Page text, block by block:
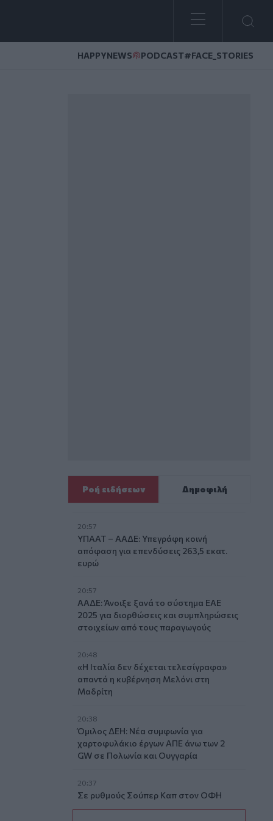
HAPPYNEWS PODCAST#FACE_STORIES
Ροή ειδήσεων Δημοφιλή
20:57
ΥΠΑΑΤ – ΑΑΔΕ: Υπεγράφη κοινή
απόφαση για επενδύσεις 263,5 εκατ.
ευρώ
20:57
ΑΑΔΕ: Άνοιξε ξανά το σύστημα ΕΑΕ
2025 για διορθώσεις και συμπληρώσεις
στοιχείων από τους παραγωγούς
20:48
«Η Ιταλία δεν δέχεται τελεσίγραφα»
απαντά η κυβέρνηση Μελόνι στη
Μαδρίτη
20:38
Όμιλος ΔΕΗ: Νέα συμφωνία για
χαρτοφυλάκιο έργων ΑΠΕ άνω των 2
GW σε Πολωνία και Ουγγαρία
20:37
Σε ρυθμούς Σούπερ Καπ στον ΟΦΗ